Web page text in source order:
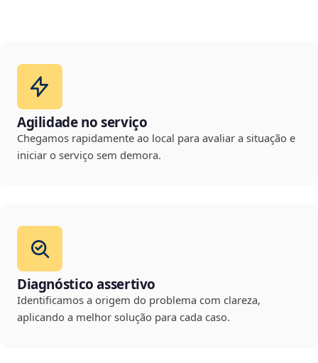
Agilidade no serviço
Chegamos rapidamente ao local para avaliar a situação e
iniciar o serviço sem demora.
Diagnóstico assertivo
Identificamos a origem do problema com clareza,
aplicando a melhor solução para cada caso.